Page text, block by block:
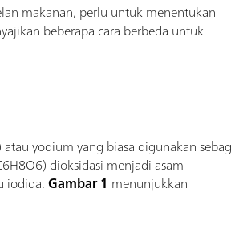
makanan, perlu untuk menentukan
beberapa cara berbeda untuk
yodium yang biasa digunakan
dioksidasi menjadi asam
iodida.Gambar 1 menunjukkan